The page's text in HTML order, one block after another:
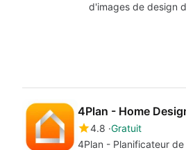
d'images de design
4Plan - Home
4.8 Gratuit
4Plan - Planificateur